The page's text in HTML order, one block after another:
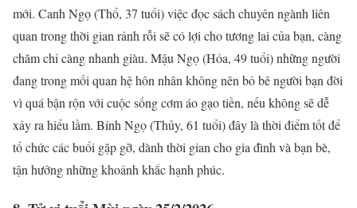
mới. Canh Ngọ (Thổ, 37 tuổi) việc đọc sách chuyên ngành liên
quan trong thời gian rảnh rỗi sẽ có lợi cho tương lai của bạn, càng
chăm chỉ càng nhanh giàu. Mậu Ngọ (Hỏa, 49 tuổi) những người
đang trong mối quan hệ hôn nhân không nên bỏ bê người bạn đời
vì quá bận rộn với cuộc sống cơm áo gạo tiền, nếu không sẽ dễ
xảy ra hiểu lầm. Bính Ngọ (Thủy, 61 tuổi) đây là thời điểm tốt để
tổ chức các buổi gặp gỡ, dành thời gian cho gia đình và bạn bè,
tận hưởng những khoảnh khắc hạnh phúc.